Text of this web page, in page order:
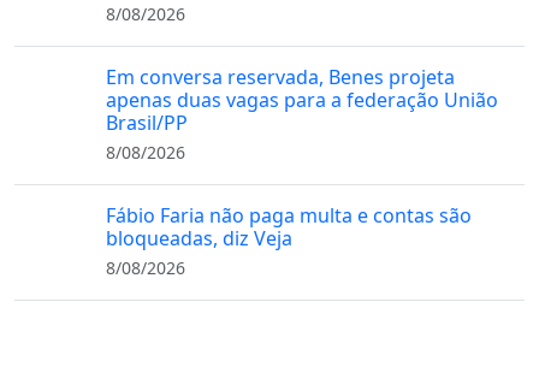
8/08/2026
Em conversa reservada, Benes projeta
apenas duas vagas para a federação União
Brasil/PP
8/08/2026
Fábio Faria não paga multa e contas são
bloqueadas, diz Veja
8/08/2026